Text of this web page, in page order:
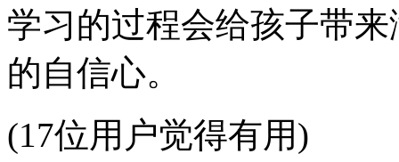
学习的过程会给孩子带
的自信心。
(17位用户觉得有用)